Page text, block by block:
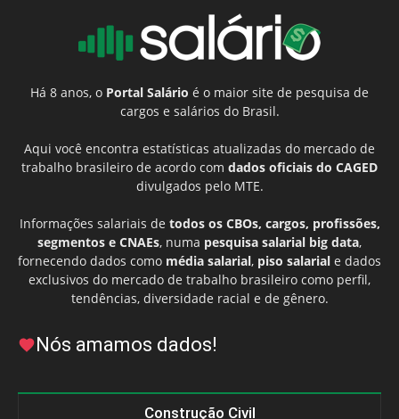
Há 8 anos, o Portal Salário é o maior site de pesquisa de
cargos e salários do Brasil.
Aqui você encontra estatísticas atualizadas do mercado de
trabalho brasileiro de acordo com dados oficiais do CAGED
divulgados pelo MTE.
Informações salariais de todos os CBOs, cargos, profissões,
segmentos e CNAEs, numa pesquisa salarial big data,
fornecendo dados como média salarial, piso salarial e dados
exclusivos do mercado de trabalho brasileiro como perfil,
tendências, diversidade racial e de gênero.
Nós amamos dados!
Construção Civil